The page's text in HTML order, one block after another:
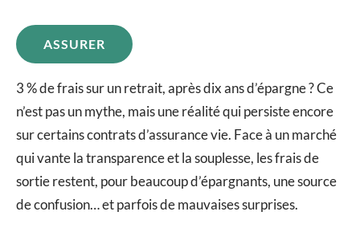
ASSURER
3 % de frais sur un retrait, après dix ans d’épargne ? Ce
n’est pas un mythe, mais une réalité qui persiste encore
sur certains contrats d’assurance vie. Face à un marché
qui vante la transparence et la souplesse, les frais de
sortie restent, pour beaucoup d’épargnants, une source
de confusion… et parfois de mauvaises surprises.